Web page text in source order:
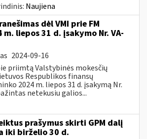
Naujiena
dėl VMI prie FM
liepos 31 d. įsakymo Nr. VA-
2024-09-16
priimtą Valstybinės mokesčių
Respublikos finansų
2024 m. liepos 31 d. įsakymą Nr.
netekusiu galios...
prašymus skirti GPM dalį
iki birželio 30 d.